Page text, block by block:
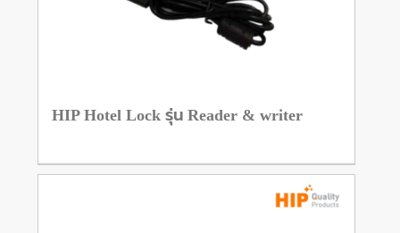
HIP Hotel Lock รุ่น Reader & writer